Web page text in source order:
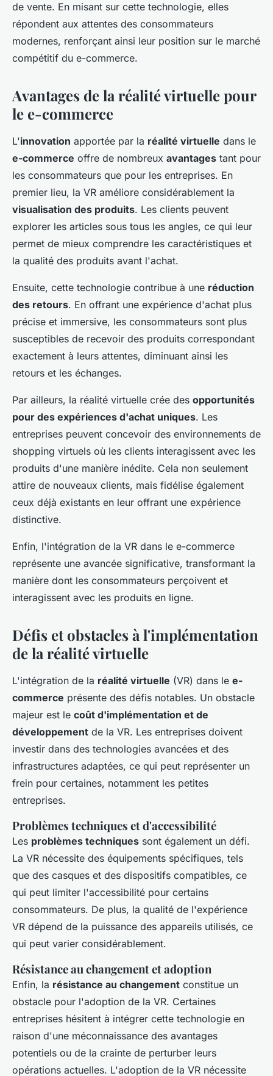
de vente. En misant sur cette technologie, elles
répondent aux attentes des consommateurs
modernes, renforçant ainsi leur position sur le marché
compétitif du e-commerce.
Avantages de la réalité virtuelle pour
le e-commerce
L'innovation apportée par la réalité virtuelle dans le
e-commerce offre de nombreux avantages tant pour
les consommateurs que pour les entreprises. En
premier lieu, la VR améliore considérablement la
visualisation des produits. Les clients peuvent
explorer les articles sous tous les angles, ce qui leur
permet de mieux comprendre les caractéristiques et
la qualité des produits avant l'achat.
Ensuite, cette technologie contribue à une réduction
des retours. En offrant une expérience d'achat plus
précise et immersive, les consommateurs sont plus
susceptibles de recevoir des produits correspondant
exactement à leurs attentes, diminuant ainsi les
retours et les échanges.
Par ailleurs, la réalité virtuelle crée des opportunités
pour des expériences d'achat uniques. Les
entreprises peuvent concevoir des environnements de
shopping virtuels où les clients interagissent avec les
produits d'une manière inédite. Cela non seulement
attire de nouveaux clients, mais fidélise également
ceux déjà existants en leur offrant une expérience
distinctive.
Enfin, l'intégration de la VR dans le e-commerce
représente une avancée significative, transformant la
manière dont les consommateurs perçoivent et
interagissent avec les produits en ligne.
Défis et obstacles à l'implémentation
de la réalité virtuelle
L'intégration de la réalité virtuelle (VR) dans le e-
commerce présente des défis notables. Un obstacle
majeur est le coût d'implémentation et de
développement de la VR. Les entreprises doivent
investir dans des technologies avancées et des
infrastructures adaptées, ce qui peut représenter un
frein pour certaines, notamment les petites
entreprises.
Problèmes techniques et d'accessibilité
Les problèmes techniques sont également un défi.
La VR nécessite des équipements spécifiques, tels
que des casques et des dispositifs compatibles, ce
qui peut limiter l'accessibilité pour certains
consommateurs. De plus, la qualité de l'expérience
VR dépend de la puissance des appareils utilisés, ce
qui peut varier considérablement.
Résistance au changement et adoption
Enfin, la résistance au changement constitue un
obstacle pour l'adoption de la VR. Certaines
entreprises hésitent à intégrer cette technologie en
raison d'une méconnaissance des avantages
potentiels ou de la crainte de perturber leurs
opérations actuelles. L'adoption de la VR nécessite